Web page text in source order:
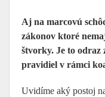
Aj na marcovú
zákonov ktoré
štvorky. Je to odraz
pravidiel v rámci
Uvidíme aký postoj